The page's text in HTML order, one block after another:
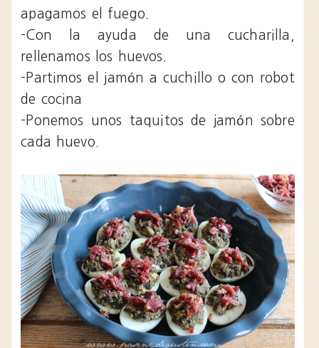
apagamos el fuego.
-Con la ayuda de una cucharilla,
rellenamos los huevos.
-Partimos el jamón a cuchillo o con robot
de cocina
-Ponemos unos taquitos de jamón sobre
cada huevo.